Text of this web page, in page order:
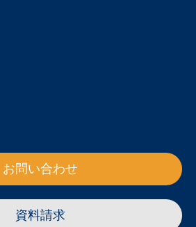
お問い合わせ
資料請求